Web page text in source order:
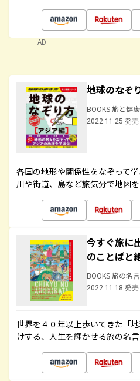
AD
地球のな
BOOKS 旅と健康
2022.11.25 発売
各国の地形や関係性をなぞって
川や街道、島など旅気分で地図
今すぐ旅に
のことばと
BOOKS 旅の名
2022.11.18 発売
世界を４０年以上歩いてきた「
けする、人生を輝かせる旅の名